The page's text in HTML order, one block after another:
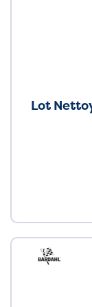
Lot
Neuf